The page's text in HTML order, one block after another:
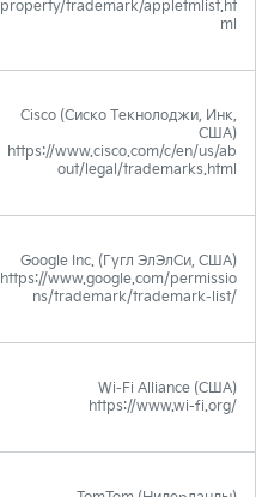
property/trademark/appletmlist.ht
ml
Cisco (Сиско Текнолоджи, Инк,
США)
https://www.cisco.com/c/en/us/ab
out/legal/trademarks.html
Google Inc. (Гугл ЭлЭлСи, США)
https://www.google.com/permissio
ns/trademark/trademark-list/
Wi-Fi Alliance (США)
https://www.wi-fi.org/